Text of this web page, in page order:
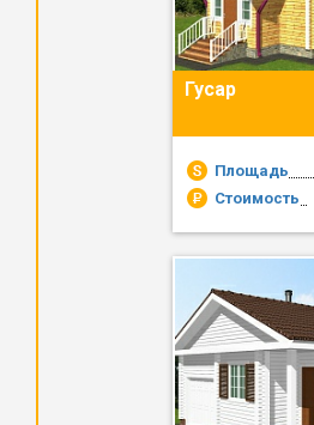
Гусар
Площадь
Стоимость